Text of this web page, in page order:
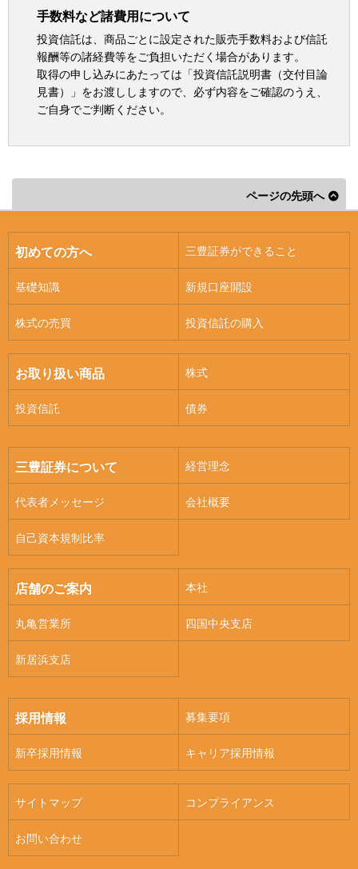
手数料など諸費用について
投資信託は、商品ごとに設定された販売手数料および信託
報酬等の諸経費等をご負担いただく場合があります。
取得の申し込みにあたっては「投資信託説明書（交付目論
見書）」をお渡ししますので、必ず内容をご確認のうえ、
ご自身でご判断ください。
ページの先頭へ
初めての方へ 三豊証券ができること
基礎知識 新規口座開設
株式の売買 投資信託の購入
お取り扱い商品 株式
投資信託 債券
三豊証券について 経営理念
代表者メッセージ 会社概要
自己資本規制比率
店舗のご案内 本社
丸亀営業所 四国中央支店
新居浜支店
採用情報 募集要項
新卒採用情報 キャリア採用情報
サイトマップ コンプライアンス
お問い合わせ